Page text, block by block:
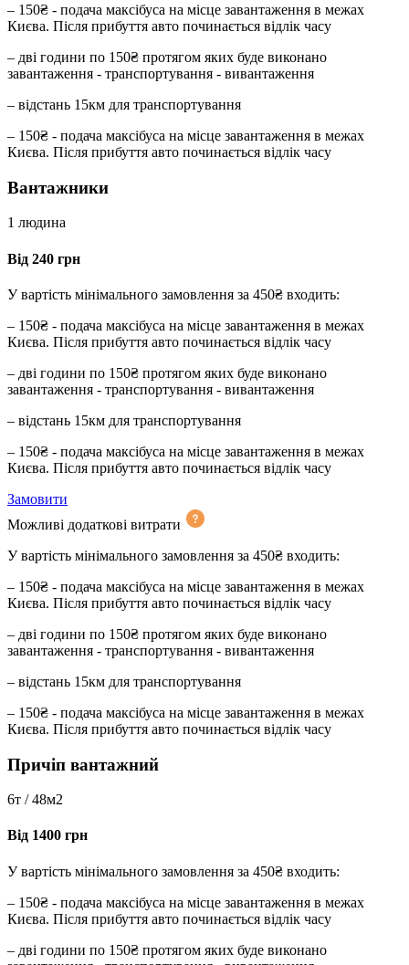
– 150₴ - подача максібуса на місце завантаження в межах
Києва. Після прибуття авто починається відлік часу
– дві години по 150₴ протягом яких буде виконано
завантаження - транспортування - вивантаження
– відстань 15км для транспортування
– 150₴ - подача максібуса на місце завантаження в межах
Києва. Після прибуття авто починається відлік часу
Вантажники
1 людина
Від 240 грн
У вартість мінімального замовлення за 450₴ входить:
– 150₴ - подача максібуса на місце завантаження в межах
Києва. Після прибуття авто починається відлік часу
– дві години по 150₴ протягом яких буде виконано
завантаження - транспортування - вивантаження
– відстань 15км для транспортування
– 150₴ - подача максібуса на місце завантаження в межах
Києва. Після прибуття авто починається відлік часу
Замовити
Можливі додаткові витрати
У вартість мінімального замовлення за 450₴ входить:
– 150₴ - подача максібуса на місце завантаження в межах
Києва. Після прибуття авто починається відлік часу
– дві години по 150₴ протягом яких буде виконано
завантаження - транспортування - вивантаження
– відстань 15км для транспортування
– 150₴ - подача максібуса на місце завантаження в межах
Києва. Після прибуття авто починається відлік часу
Причіп вантажний
6т / 48м2
Від 1400 грн
У вартість мінімального замовлення за 450₴ входить:
– 150₴ - подача максібуса на місце завантаження в межах
Києва. Після прибуття авто починається відлік часу
– дві години по 150₴ протягом яких буде виконано